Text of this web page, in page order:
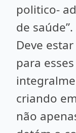
politico-
de saúde”.
Deve
para
criando
não